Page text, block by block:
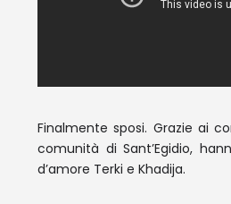
Finalmente sposi. Grazie ai
comunità di Sant’Egidio,
d’amore Terki e Khadija.